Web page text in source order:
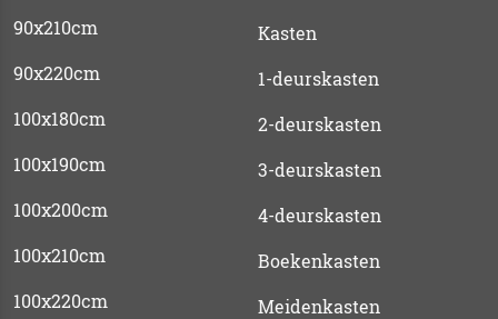
90x210cm
90x220cm
100x180cm
100x190cm
100x200cm
100x210cm
100x220cm
Kasten
1-deurskasten
2-deurskasten
3-deurskasten
4-deurskasten
Boekenkasten
Meidenkasten